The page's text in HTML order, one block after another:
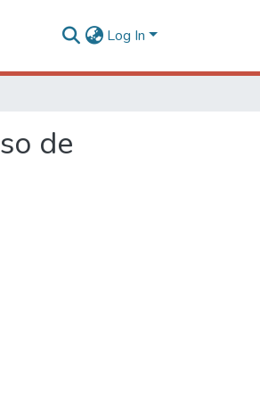
Log In
de